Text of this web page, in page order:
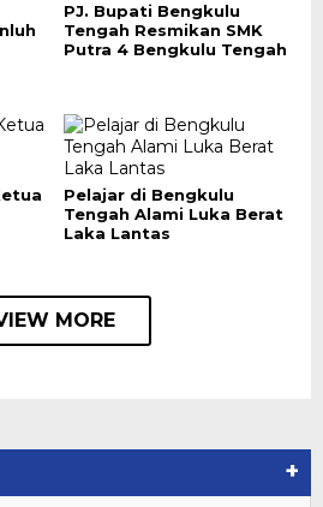
PJ. Bupati Bengkulu
Tengah Resmikan SMK
Putra 4 Bengkulu Tengah
Pelajar di Bengkulu
Tengah Alami Luka Berat
Laka Lantas
MORE
+